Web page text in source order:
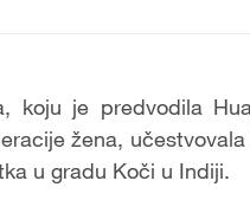
koju je predvodila
žena,
u gradu Koči u Indiji.